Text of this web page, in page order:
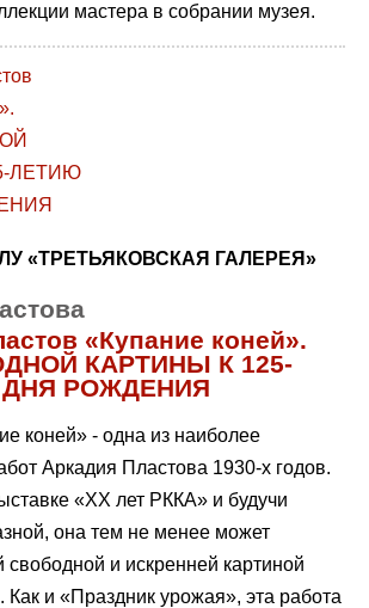
мастера в собрании музея.
«ТРЕТЬЯКОВСКАЯ ГАЛЕРЕЯ»
«Купание коней».
КАРТИНЫ К 125-
РОЖДЕНИЯ
коней» - одна из наиболее
Аркадия Пластова 1930-х годов.
«ХХ лет РККА» и будучи
она тем не менее может
свободной и искренней картиной
Как и «Праздник урожая», эта работа